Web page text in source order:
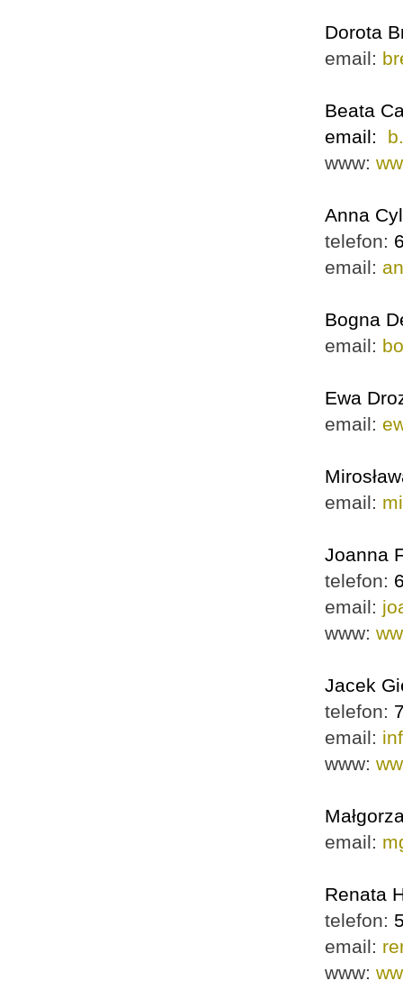
Dorota
email:
Beata
email:
www:
Anna
telefon:
email:
Bogna
email:
Ewa
email:
email:
Joanna
telefon:
email:
www:
Jacek
telefon:
email:
www:
email:
Renata
telefon:
email:
www: